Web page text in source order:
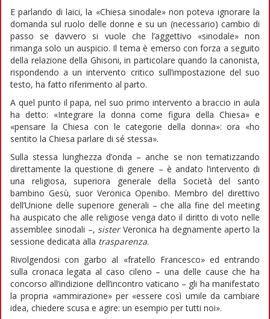
E parlando di laici, la «Chiesa sinodale» non poteva ignorare la
domanda sul ruolo delle donne e su un (necessario) cambio di
passo se davvero si vuole che l’aggettivo «sinodale» non
rimanga solo un auspicio. Il tema è emerso con forza a seguito
della relazione della Ghisoni, in particolare quando la canonista,
rispondendo a un intervento critico sull’impostazione del suo
testo, ha fatto riferimento al parto.
A quel punto il papa, nel suo primo intervento a braccio in aula
ha detto: «Integrare la donna come figura della Chiesa» e
«pensare la Chiesa con le categorie della donna»: ora «ho
sentito la Chiesa parlare di sé stessa».
Sulla stessa lunghezza d’onda – anche se non tematizzando
direttamente la questione di genere – è andato l’intervento di
una religiosa, superiora generale della Società del santo
bambino Gesù, suor Veronica Openibo. Membro del direttivo
dell’Unione delle superiore generali – che alla fine del meeting
ha auspicato che alle religiose venga dato il diritto di voto nelle
assemblee sinodali –, sisterVeronica ha degnamente aperto la
sessione dedicata alla trasparenza.
Rivolgendosi con garbo al «fratello Francesco» ed entrando
sulla cronaca legata al caso cileno – una delle cause che ha
concorso all’indizione dell’incontro vaticano – gli ha manifestato
la propria «ammirazione» per «essere così umile da cambiare
idea, chiedere scusa e agire: un esempio per tutti noi».